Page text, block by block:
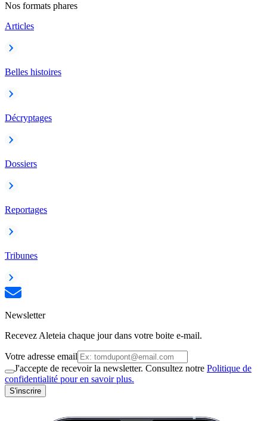
Nos formats phares
Articles
Belles histoires
Décryptages
Dossiers
Reportages
Tribunes
Newsletter
Recevez Aleteia chaque jour dans votre boite e-mail.
Votre adresse email
J'accepte de recevoir la newsletter. Consultez notre Politique de
confidentialité pour en savoir plus.
S'inscrire